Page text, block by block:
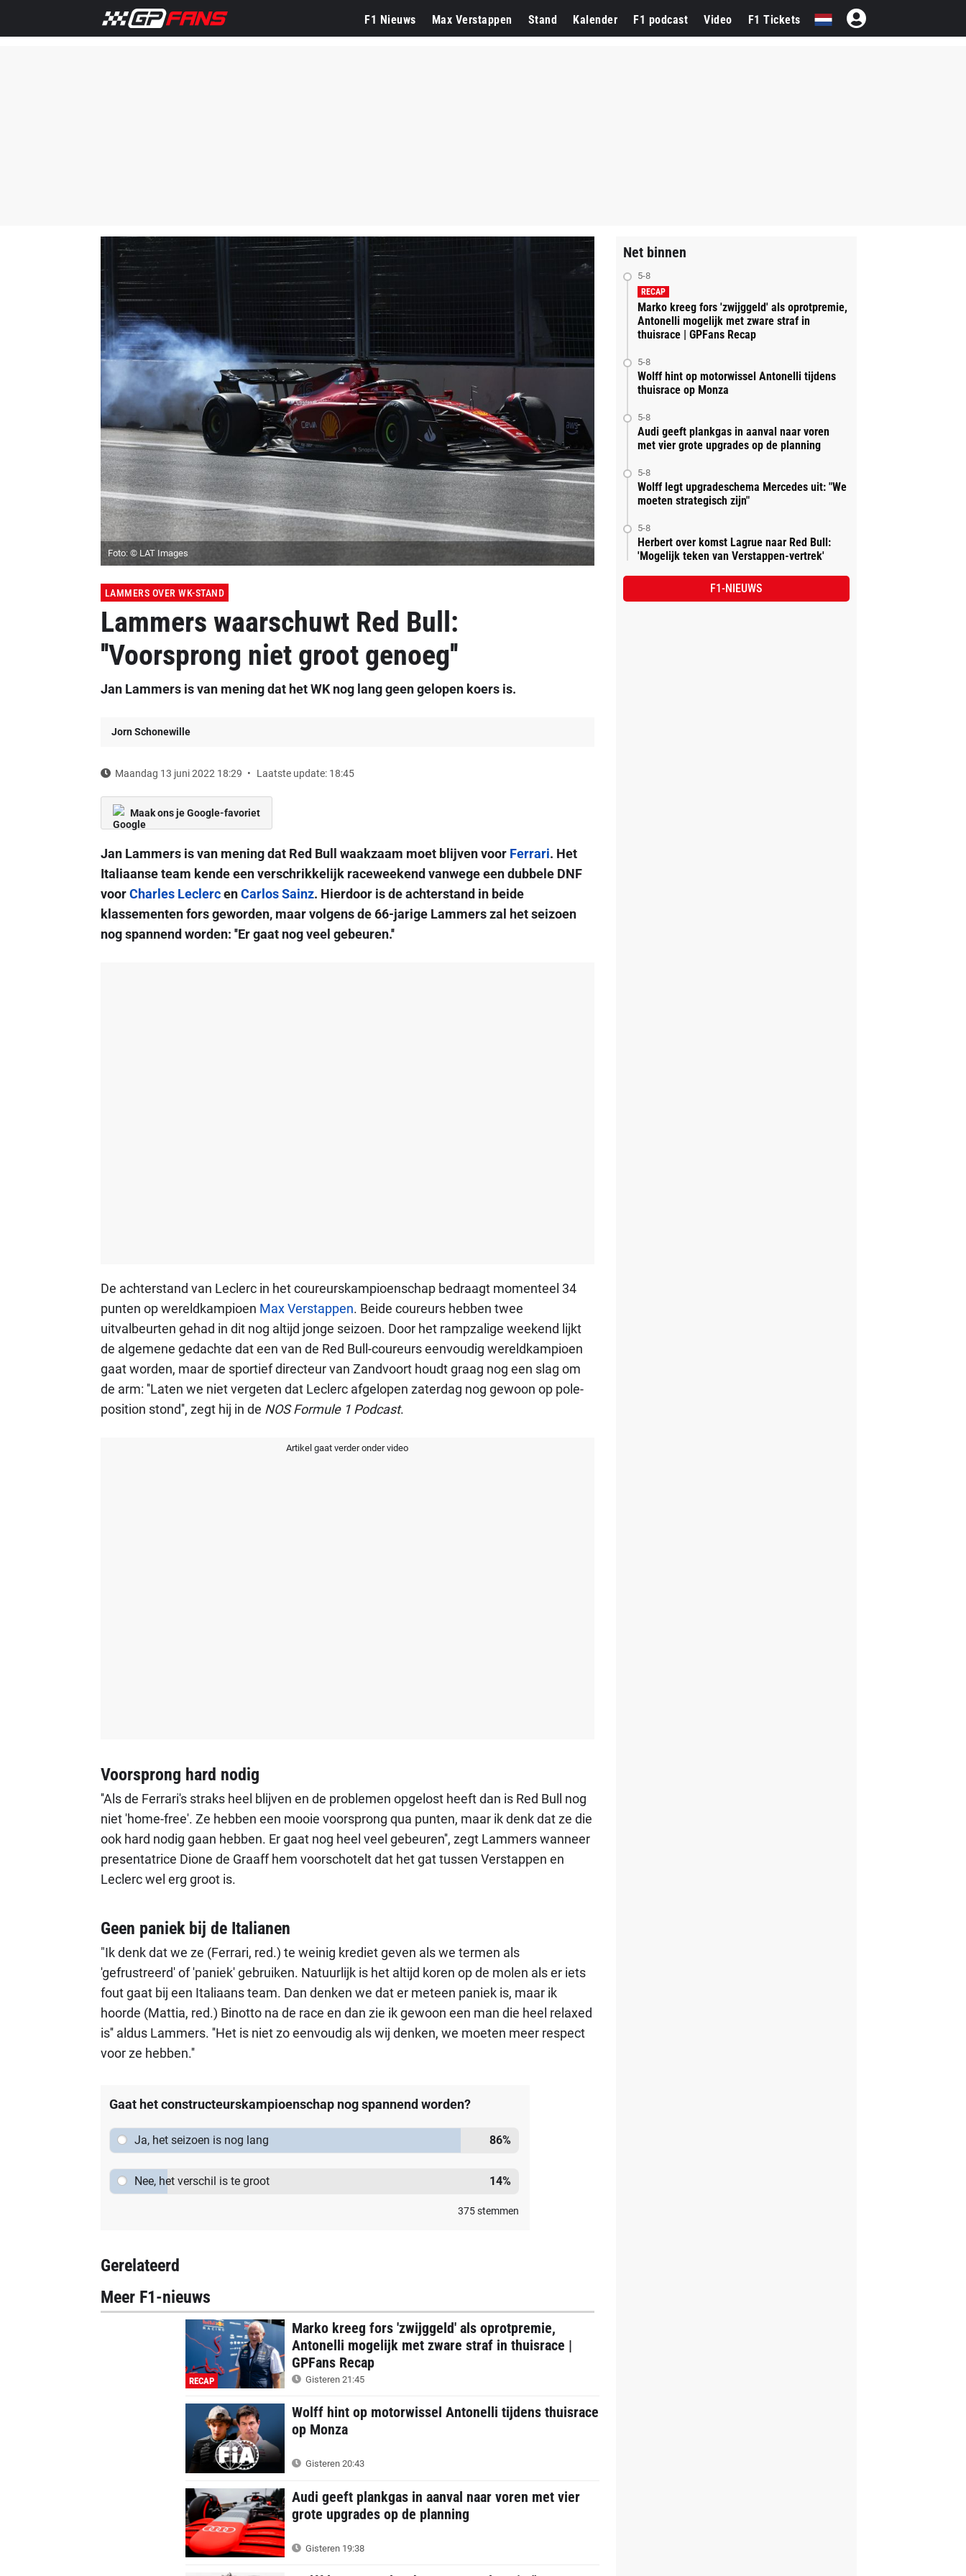
F1 Nieuws Max Verstappen Stand Kalender F1 podcast Video F1 Tickets
Foto: © LAT Images
LAMMERS OVER WK-STAND
Lammers waarschuwt Red Bull:
''Voorsprong niet groot genoeg''
Jan Lammers is van mening dat het WK nog lang geen gelopen koers is.
Jorn Schonewille
Maandag 13 juni 2022 18:29 Laatste update: 18:45
Maak ons je Google-favoriet
Jan Lammers is van mening dat Red Bull waakzaam moet blijven voor Ferrari. Het
Italiaanse team kende een verschrikkelijk raceweekend vanwege een dubbele DNF
voorCharles LeclercenCarlos Sainz. Hierdoor is de achterstand in beide
klassementen fors geworden, maar volgens de 66-jarige Lammers zal het seizoen
nog spannend worden: ''Er gaat nog veel gebeuren.''
De achterstand van Leclerc in het coureurskampioenschap bedraagt momenteel 34
punten op wereldkampioen Max Verstappen. Beide coureurs hebben twee
uitvalbeurten gehad in dit nog altijd jonge seizoen. Door het rampzalige weekend lijkt
de algemene gedachte dat een van de Red Bull-coureurs eenvoudig wereldkampioen
gaat worden, maar de sportief directeur van Zandvoort houdt graag nog een slag om
de arm: ''Laten we niet vergeten dat Leclerc afgelopen zaterdag nog gewoon op pole-
position stond'', zegt hij in de NOS Formule 1 Podcast.
Artikel gaat verder onder video
Voorsprong hard nodig
''Als de Ferrari's straks heel blijven en de problemen opgelost heeft dan is Red Bull nog
niet 'home-free'. Ze hebben een mooie voorsprong qua punten, maar ik denk dat ze die
ook hard nodig gaan hebben. Er gaat nog heel veel gebeuren'', zegt Lammers wanneer
presentatrice Dione de Graaff hem voorschotelt dat het gat tussen Verstappen en
Leclerc wel erg groot is.
Geen paniek bij de Italianen
"Ik denk dat we ze (Ferrari, red.) te weinig krediet geven als we termen als
'gefrustreerd' of 'paniek' gebruiken. Natuurlijk is het altijd koren op de molen als er iets
fout gaat bij een Italiaans team. Dan denken we dat er meteen paniek is, maar ik
hoorde (Mattia, red.) Binotto na de race en dan zie ik gewoon een man die heel relaxed
is'' aldus Lammers. ''Het is niet zo eenvoudig als wij denken, we moeten meer respect
voor ze hebben.''
Gaat het constructeurskampioenschap nog spannend worden?
Ja, het seizoen is nog lang 86%
Nee, het verschil is te groot 14%
375stemmen
Gerelateerd
Meer F1-nieuws
RECAP
Marko kreeg fors 'zwijggeld' als oprotpremie,
Antonelli mogelijk met zware straf in thuisrace |
GPFans Recap
Gisteren 21:45
Wolff hint op motorwissel Antonelli tijdens thuisrace
op Monza
Gisteren 20:43
Audi geeft plankgas in aanval naar voren met vier
grote upgrades op de planning
Gisteren 19:38
Net binnen
5-8
RECAP
Marko kreeg fors 'zwijggeld' als oprotpremie,
Antonelli mogelijk met zware straf in
thuisrace | GPFans Recap
5-8
Wolff hint op motorwissel Antonelli tijdens
thuisrace op Monza
5-8
Audi geeft plankgas in aanval naar voren
met vier grote upgrades op de planning
5-8
Wolff legt upgradeschema Mercedes uit: "We
moeten strategisch zijn"
5-8
Herbert over komst Lagrue naar Red Bull:
'Mogelijk teken van Verstappen-vertrek'
F1-NIEUWS